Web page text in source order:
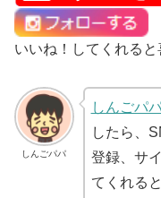
いいね！してくれると
しんごパパ
しんごパ
したら、
登録、サ
てくれる